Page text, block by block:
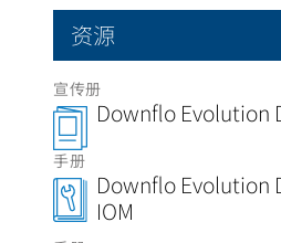
资源
宣传册
Downflo Evolution
手册
Downflo Evolution
IOM